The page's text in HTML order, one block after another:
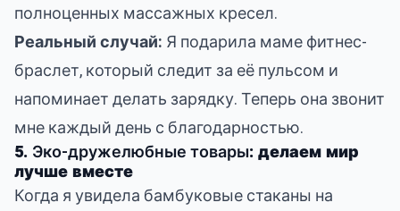
полноценных массажных кресел.
Реальный случай: Я подарила маме фитнес-
браслет, который следит за её пульсом и
напоминает делать зарядку. Теперь она звонит
мне каждый день с благодарностью.
5. Эко-дружелюбные товары: делаем мир
лучше вместе
Когда я увидела бамбуковые стаканы на